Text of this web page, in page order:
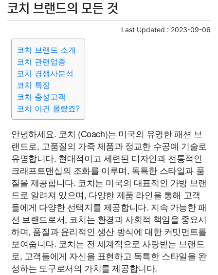
코치 브랜드의 모든 것
Last Updated : 2023-09-06
코치 브랜드 소개
코치 관련업종
코치 경쟁사분석
코치 특징
코치 충성고객
코치 이건 몰랐죠?
안녕하세요. 코치 (Coach)는 미국의 유명한 패션 브
랜드로, 고품질의 가죽 제품과 정교한 수공예 기술로
유명합니다. 현대적이고 세련된 디자인과 전통적인
크래프트맨십의 조화를 이루며, 독특한 스타일과 품
질을 제공합니다. 코치는 미국의 대표적인 가방 브랜
드로 알려져 있으며, 다양한 제품 라인을 통해 고객
들에게 다양한 선택지를 제공합니다. 지속 가능한 패
션 브랜드로서, 코치는 환경과 사회적 책임을 중요시
하며, 품질과 윤리적인 생산 방식에 대한 커밋먼트를
보여줍니다. 코치는 전 세계적으로 사랑받는 브랜드
로, 고객들에게 자신을 표현하고 독특한 스타일을 완
성하는 도구로서의 가치를 제공합니다.